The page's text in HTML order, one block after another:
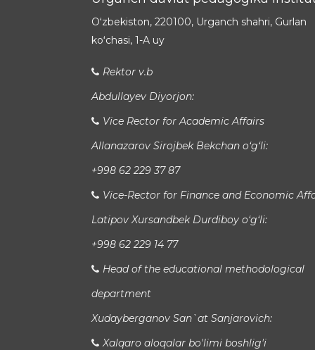
Oʻzbekiston, 220100, Urganch shahri, Gurlan
koʻchasi, 1-A uy
Rektor v.b
Abdullayev Diyorjon:
Vice Rector for Academic Affairs
Allanazarov Sirojbek Bekchan o‘g‘li:
+998 62 229 37 87
Vice-Rector for Finance and Economic
Latipov Xursandbek Durdiboy o‘g‘li:
+998 62 229 14 77
Head of the educational methodological
department
Xudayberganov San`at Sanjarovich:
Xalqaro aloqalar bo'limi boshlig'i